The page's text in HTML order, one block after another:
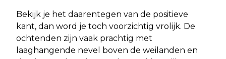
Bekijk je het daarentegen van de positieve
kant, dan word je toch voorzichtig vrolijk. De
ochtenden zijn vaak prachtig met
laaghangende nevel boven de weilanden en